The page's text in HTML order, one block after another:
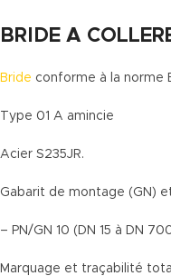
BRIDE A
Bride conforme à la norme
Type 01 A amincie
Acier S235JR.
Gabarit de montage (GN)
– PN/GN 10 (DN 15 à DN
Marquage et traçabilité